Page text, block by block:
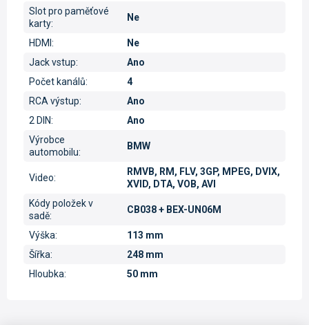
Slot pro paměťové
karty:
Ne
HDMI :
Ne
Jack vstup:
Ano
Počet kanálů:
4
RCA výstup:
Ano
2 DIN:
Ano
Výrobce
automobilu:
BMW
Video:
RMVB, RM, FLV, 3GP, MPEG, DVIX,
XVID, DTA, VOB, AVI
Kódy položek v
sadě:
CB038 + BEX-UN06M
Výška:
113 mm
Šířka:
248 mm
Hloubka: 50 mm